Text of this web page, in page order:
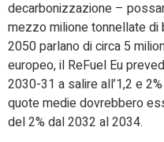
decarbonizzazione –
mezzo milione tonnellate
2050 parlano di circa 5
europeo, il ReFuel Eu
2030-31 a salire all’1,2 e
quote medie dovrebbero
del 2% dal 2032 al 2034.